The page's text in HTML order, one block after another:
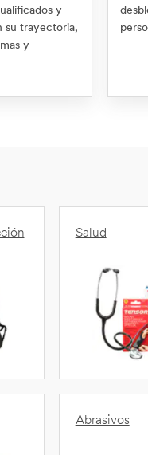
y
su trayectoria,
y
Salud
Abrasivos